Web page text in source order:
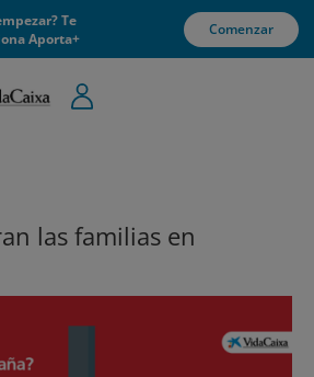
Te
Aporta+
Comenzar
las familias en